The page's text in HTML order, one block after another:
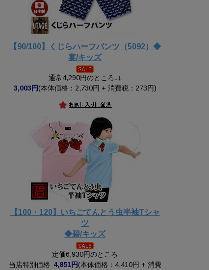
【90/100】くじらハーフパンツ（5092）◆
宴/キッズ
通常4,290円のところ↓↓
3,003円(本体価格：2,730円 + 消費税：273円)
【100・120】いちごてんとう虫半袖Tシャ
ツ
◆碧/キッズ
定価6,930円のところ
当店特別価格 4,851円(本体価格：4,410円 + 消費